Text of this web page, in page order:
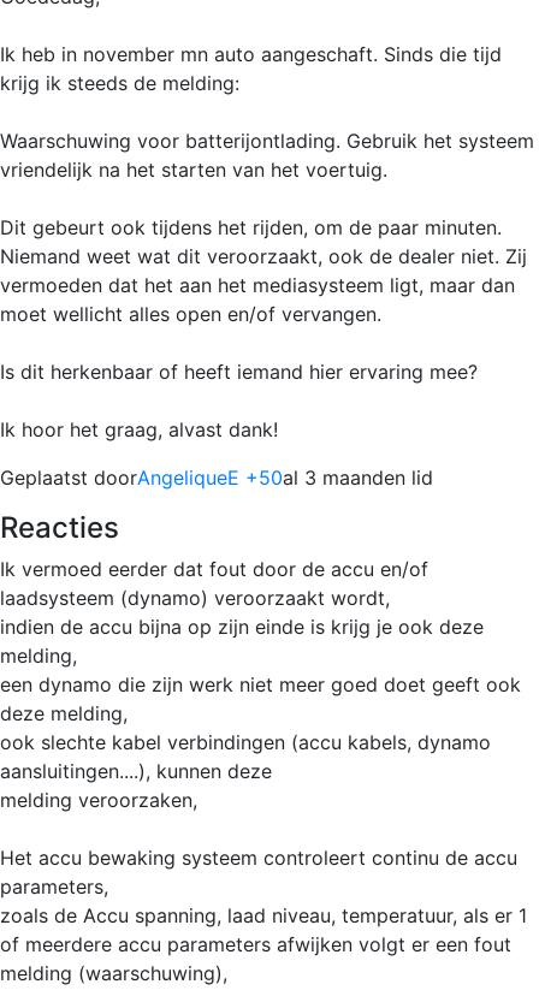
Ik heb in november mn auto aangeschaft. Sinds die tijd
krijg ik steeds de melding:
Waarschuwing voor batterijontlading. Gebruik het systeem
vriendelijk na het starten van het voertuig.
Dit gebeurt ook tijdens het rijden, om de paar minuten.
Niemand weet wat dit veroorzaakt, ook de dealer niet. Zij
vermoeden dat het aan het mediasysteem ligt, maar dan
moet wellicht alles open en/of vervangen.
Is dit herkenbaar of heeft iemand hier ervaring mee?
Ik hoor het graag, alvast dank!
Geplaatst doorAngeliqueE +50al 3 maanden lid
Reacties
Ik vermoed eerder dat fout door de accu en/of
laadsysteem (dynamo) veroorzaakt wordt,
indien de accu bijna op zijn einde is krijg je ook deze
melding,
een dynamo die zijn werk niet meer goed doet geeft ook
deze melding,
ook slechte kabel verbindingen (accu kabels, dynamo
aansluitingen....), kunnen deze
melding veroorzaken,
Het accu bewaking systeem controleert continu de accu
parameters,
zoals de Accu spanning, laad niveau, temperatuur, als er 1
of meerdere accu parameters afwijken volgt er een fout
melding (waarschuwing),